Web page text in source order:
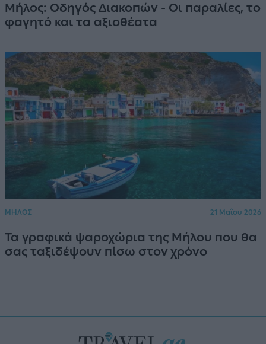
Μήλος: Οδηγός Διακοπών - Οι παραλίες, το
φαγητό και τα αξιοθέατα
ΜΗΛΟΣ 21 Μαΐου 2026
Τα γραφικά ψαροχώρια της Μήλου που θα
σας ταξιδέψουν πίσω στον χρόνο